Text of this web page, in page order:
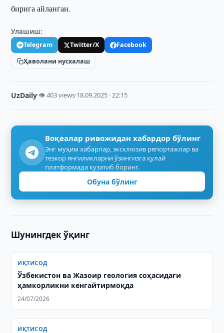
бирига айланган.
Улашиш:
Telegram Twitter/X
Facebook
Ҳаволани нусхалаш
UzDaily·👁 403 views·18.09.2025 · 22:15
Воқеалар ривожидан хабардор бўлинг
Энг муҳим хабарлар, эксклюзив репортажлар ва
тезкор янгиликларни ўзингизга қулай
платформада кузатиб боринг.
Обуна бўлинг
Шунингдек ўқинг
ИҚТИСОД
Ўзбекистон ва Жазоир геология соҳасидаги
ҳамкорликни кенгайтирмоқда
24/07/2026
ИҚТИСОД